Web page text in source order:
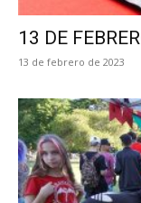
13 DE
13 de febrero de 2023